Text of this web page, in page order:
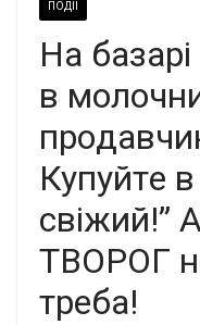
ПОДІЇ
Нa
в
Купуйтe
cвiжий!”
ТВОРОГ
тpeбa!